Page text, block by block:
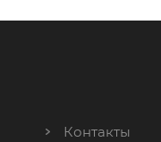
Контакты